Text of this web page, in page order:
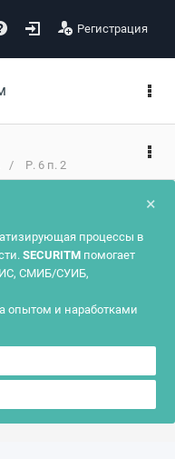
Регистрация
Р. 6 п. 2
×
процессы в
SECURITM помогает
СМИБ/СУИБ,
опытом и наработками